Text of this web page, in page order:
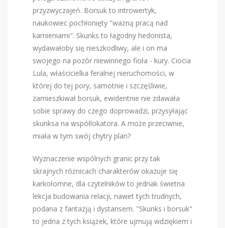
przyzwyczajeń. Borsuk to introwertyk,
naukowiec pochłonięty "ważną pracą nad
kamieniami". Skunks to łagodny hedonista,
wydawałoby się nieszkodliwy, ale i on ma
swojego na pozór niewinnego fioła - kury. Ciocia
Lula, właścicielka feralnej nieruchomości, w
której do tej pory, samotnie i szczęśliwie,
zamieszkiwał borsuk, ewidentnie nie zdawała
sobie sprawy do czego doprowadzi, przysyłając
skunksa na współlokatora. A może przeciwnie,
miała w tym swój chytry plan?
Wyznaczenie wspólnych granic przy tak
skrajnych różnicach charakterów okazuje się
karkołomne, dla czytelników to jednak świetna
lekcja budowania relacji, nawet tych trudnych,
podana z fantazją i dystansem. "Skunks i borsuk"
to jedna z tych książek, które ujmują wdziękiem i